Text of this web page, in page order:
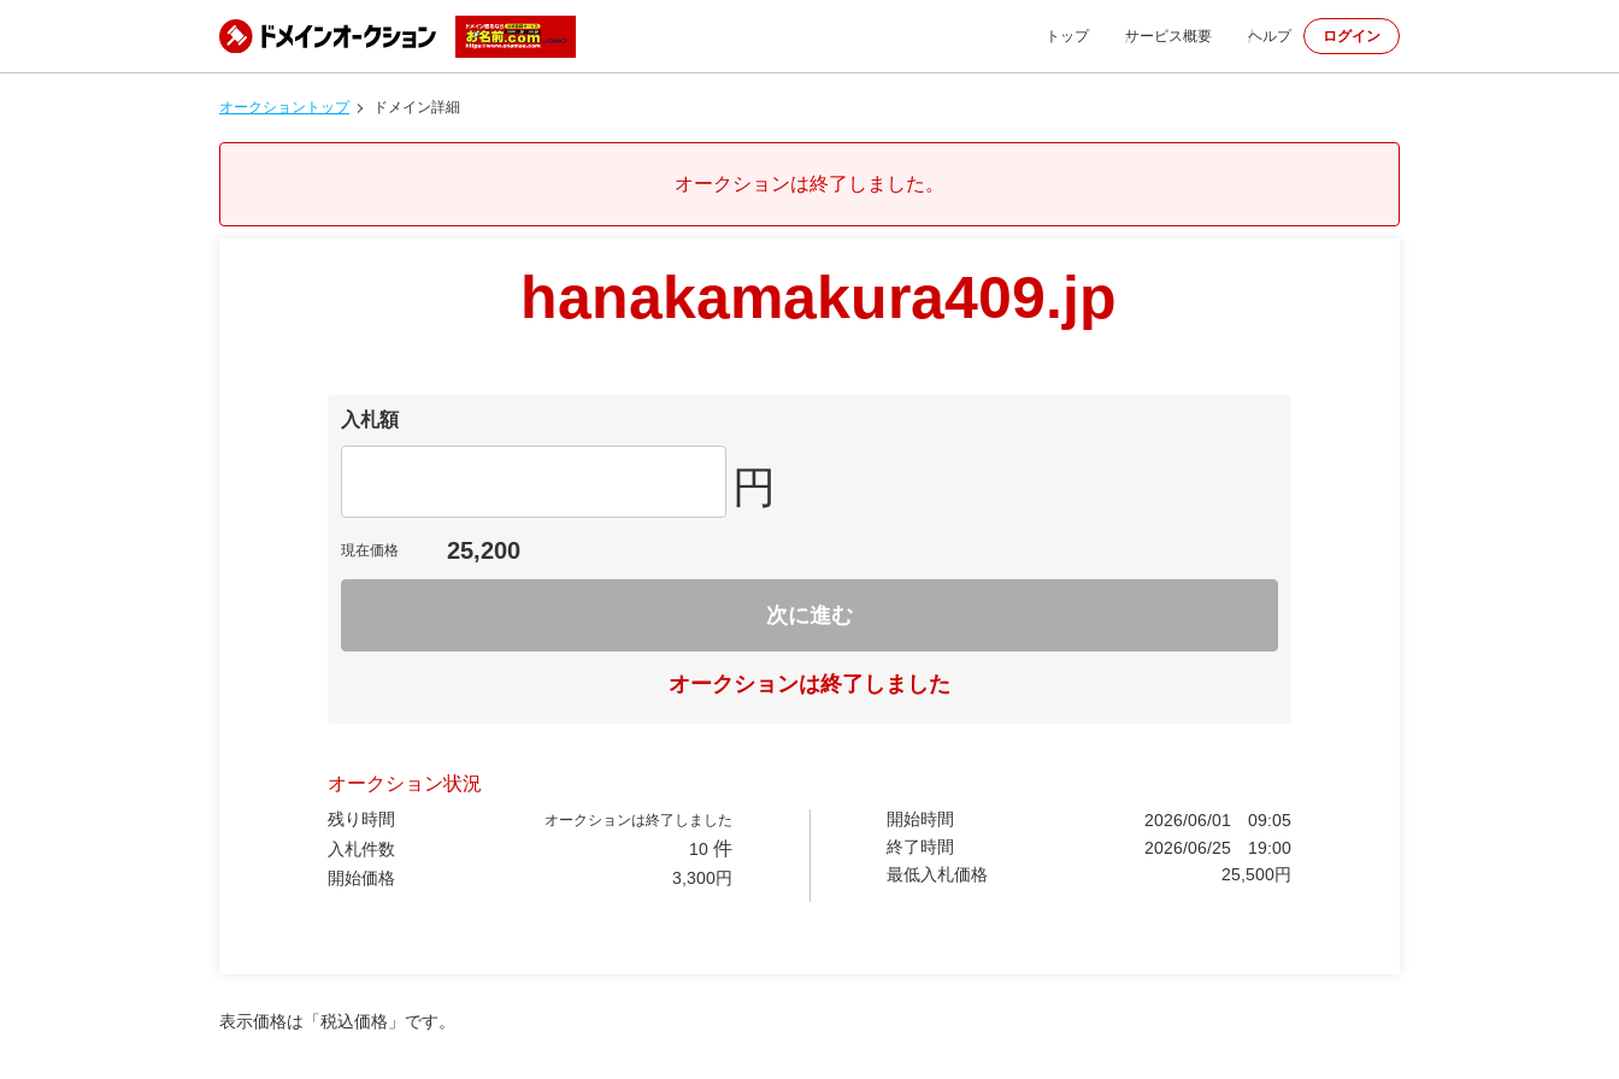
トップ サービス概要 ヘルプ ログイン
オークショントップ ドメイン詳細
オークションは終了しました。
hanakamakura409.jp
入札額
円
現在価格 25,200
次に進む
オークションは終了しました
オークション状況
残り時間 オークションは終了しました
入札件数 10 件
開始価格 3,300円
開始時間 2026/06/01
09:05
終了時間
2026/06/25
19:00
最低入札価格
25,500円
表示価格は「税込価格」です。